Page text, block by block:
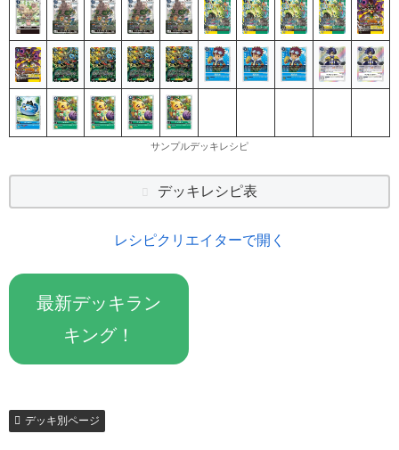
サンプルデッキレシピ
デッキレシピ表
レシピクリエイターで開く
最新デッキラン
キング！
デッキ別ページ